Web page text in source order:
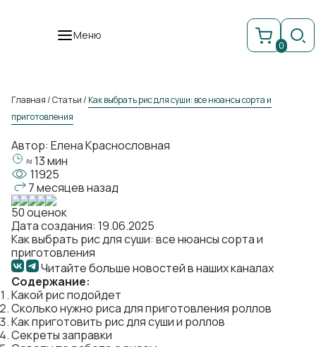
Меню
0
Главная/Статьи/ Как выбрать рис для суши: все нюансы сорта и
приготовления
Автор: Елена Краснословная
≈ 13 мин
11925
7 месяцев назад
50 оценок
Дата создания: 19.06.2025
Как выбрать рис для суши: все нюансы сорта и
приготовления
Читайте больше новостей в наших каналах
Содержание:
Какой рис подойдет
Сколько нужно риса для приготовления роллов
Как приготовить рис для суши и роллов
Секреты заправки